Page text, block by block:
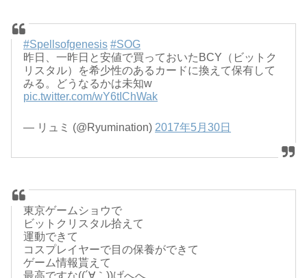
#Spellsofgenesis #SOG
昨日、一昨日と安値で買っておいたBCY（ビットク
リスタル）を希少性のあるカードに換えて保有して
みる。どうなるかは未知w
pic.twitter.com/wY6tIChWak
— リュミ (@Ryumination) 2017年5月30日
東京ゲームショウで
ビットクリスタル拾えて
運動できて
コスプレイヤーで目の保養ができて
ゲーム情報貰えて